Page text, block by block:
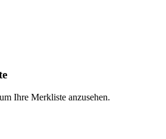
Ihre Merkliste anzusehen.